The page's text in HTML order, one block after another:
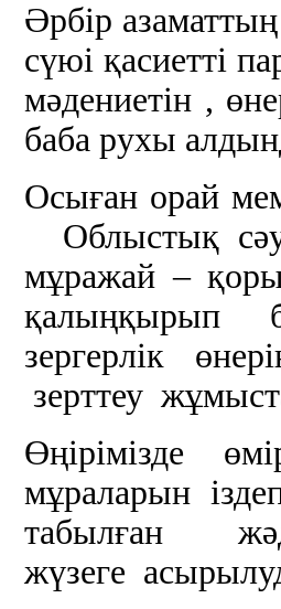
Әрбір азаматтың
сүюі қасиетті
мәдениетін ,
баба рухы
Осыған орай
Облыстық
мұражай –
қалыңқырып
зергерлік
зерттеу
Өңірімізде
мұраларын
табылған
жүзеге